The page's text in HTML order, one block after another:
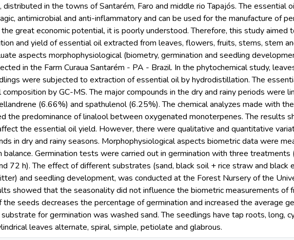
distributed in the towns of Santarém, Faro and middle rio Tapajós. The essential
antimicrobial and anti-inflammatory and can be used for the manufacture of
great economic potential, it is poorly understood. Therefore, this study aimed
and yield of essential oil extracted from leaves, flowers, fruits, stems, stem
aspects morphophysiological (biometry, germination and seedling
in the Farm Curaua Santarém - PA - Brazil. In the phytochemical study,
were subjected to extraction of essential oil by hydrodistillation. The
composition by GC-MS. The major compounds in the dry and rainy periods were
(6.66%) and spathulenol (6.25%). The chemical analyzes made with
the predominance of linalool between oxygenated monoterpenes. The results
the essential oil yield. However, there were qualitative and quantitative
in dry and rainy seasons. Morphophysiological aspects biometric data were
balance. Germination tests were carried out in germination with three treatments
72 h). The effect of different substrates (sand, black soil + rice straw and black
and seedling development, was conducted at the Forest Nursery of the
showed that the seasonality did not influence the biometric measurements of
the seeds decreases the percentage of germination and increased the average
for germination was washed sand. The seedlings have tap roots, long,
leaves alternate, spiral, simple, petiolate and glabrous.